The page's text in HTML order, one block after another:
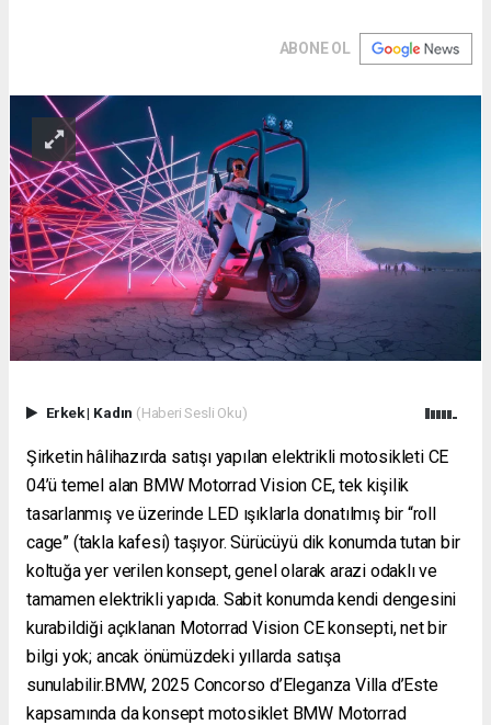
ABONE OL
Erkek| Kadın (Haberi Sesli Oku)
Şirketin hâlihazırda satışı yapılan elektrikli motosikleti CE
04’ü temel alan BMW Motorrad Vision CE, tek kişilik
tasarlanmış ve üzerinde LED ışıklarla donatılmış bir “roll
cage” (takla kafesi) taşıyor. Sürücüyü dik konumda tutan bir
koltuğa yer verilen konsept, genel olarak arazi odaklı ve
tamamen elektrikli yapıda. Sabit konumda kendi dengesini
kurabildiği açıklanan Motorrad Vision CE konsepti, net bir
bilgi yok; ancak önümüzdeki yıllarda satışa
sunulabilir.BMW, 2025 Concorso d’Eleganza Villa d’Este
kapsamında da konsept motosiklet BMW Motorrad